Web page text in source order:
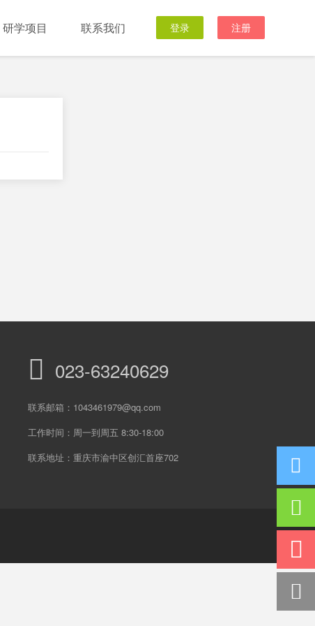
登录 注册
研学项目 联系我们
023-63240629
联系邮箱：1043461979@qq.com
工作时间：周一到周五 8:30-18:00
联系地址：重庆市渝中区创汇首座702